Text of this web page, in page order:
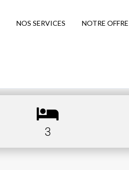
NOS SERVICES NOTRE OFFRE
3